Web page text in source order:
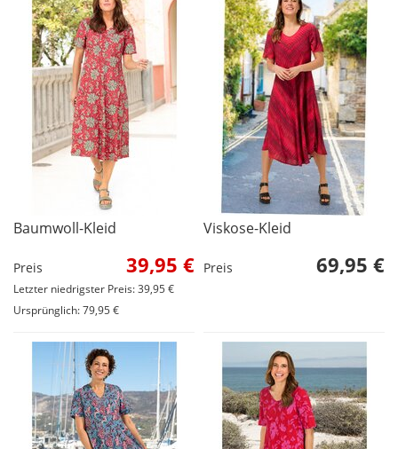
Baumwoll-Kleid
Preis 39,95 €
Letzter niedrigster Preis: 39,95 €
Ursprünglich: 79,95 €
Viskose-Kleid
Preis 69,95 €